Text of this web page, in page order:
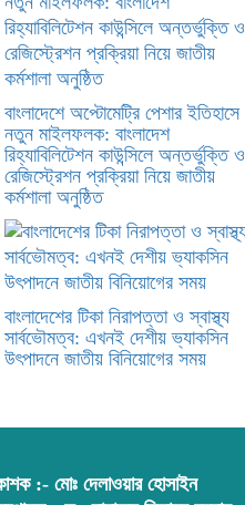
বাংলাদেশে অপ্টোমেট্রি পেশার ইতিহাসে
নতুন মাইলফলক: বাংলাদেশ
রিহ্যাবিলিটেশন কাউন্সিলে অন্তর্ভুক্তি ও
রেজিস্ট্রেশন প্রক্রিয়া নিয়ে জাতীয়
কর্মশালা অনুষ্ঠিত
বাংলাদেশের টিকা নিরাপত্তা ও স্বাস্থ্য
সার্বভৌমত্ব: এখনই দেশীয় ভ্যাকসিন
উৎপাদনে জাতীয় বিনিয়োগের সময়
:- মোঃ দেলাওয়ার হোসাইন